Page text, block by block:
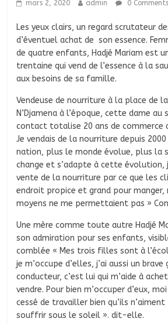
mars 2, 2020 admin 0 Comments
Les yeux clairs, un regard scrutateur
d’éventuel achat de son essence.
de quatre enfants, Hadjé Mariam est
trentaine qui vend de l’essence à la
aux besoins de sa famille.
Vendeuse de nourriture à la place de
N’Djamena à l’époque, cette dame
contact totalise 20 ans de commerce
Je vendais de la nourriture depuis
nation, plus le monde évolue, plus la
change et s’adapte à cette évolution,
vente de la nourriture par ce que les
endroit propice et grand pour manger,
moyens ne me permettaient pas »
Une mère comme toute autre Hadjé
son admiration pour ses enfants,
comblée « Mes trois filles sont à
je m’occupe d’elles, j’ai aussi un
conducteur, c’est lui qui m’aide à
vendre. Pour bien m’occuper d’eux,
cessé de travailler bien qu’ils n’aiment
souffrir sous le soleil ». dit-elle.